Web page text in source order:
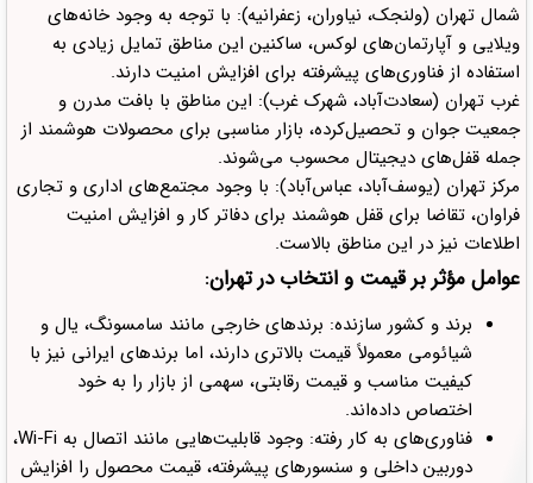
شمال تهران (ولنجک، نیاوران، زعفرانیه): با توجه به وجود خانه‌های
ویلایی و آپارتمان‌های لوکس، ساکنین این مناطق تمایل زیادی به
استفاده از فناوری‌های پیشرفته برای افزایش امنیت دارند.
غرب تهران (سعادت‌آباد، شهرک غرب): این مناطق با بافت مدرن و
جمعیت جوان و تحصیل‌کرده، بازار مناسبی برای محصولات هوشمند از
جمله قفل‌های دیجیتال محسوب می‌شوند.
مرکز تهران (یوسف‌آباد، عباس‌آباد): با وجود مجتمع‌های اداری و تجاری
فراوان، تقاضا برای قفل هوشمند برای دفاتر کار و افزایش امنیت
اطلاعات نیز در این مناطق بالاست.
عوامل مؤثر بر قیمت و انتخاب در تهران:
برند و کشور سازنده: برندهای خارجی مانند سامسونگ، یال و
شیائومی معمولاً قیمت بالاتری دارند، اما برندهای ایرانی نیز با
کیفیت مناسب و قیمت رقابتی، سهمی از بازار را به خود
اختصاص داده‌اند.
فناوری‌های به کار رفته: وجود قابلیت‌هایی مانند اتصال به Wi-Fi،
دوربین داخلی و سنسورهای پیشرفته، قیمت محصول را افزایش